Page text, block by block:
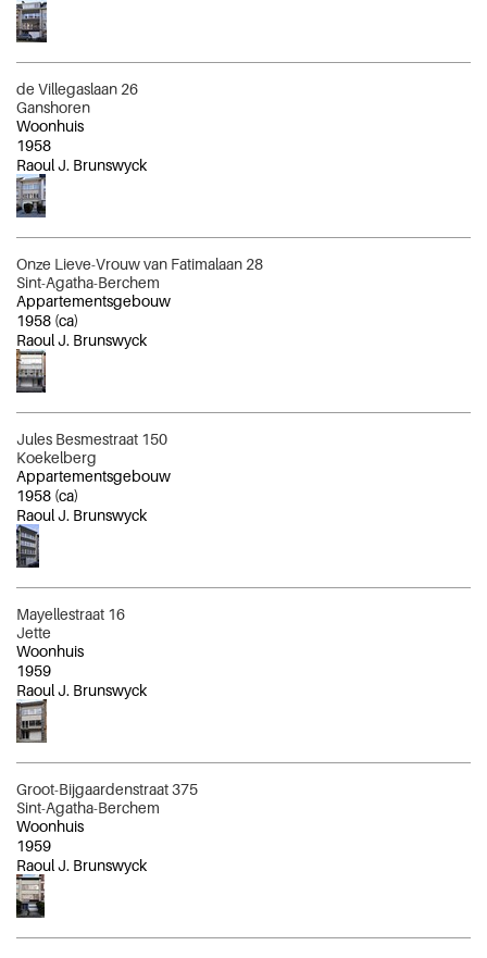
de Villegaslaan 26
Ganshoren
Woonhuis
1958
Raoul J. Brunswyck
Onze Lieve-Vrouw van Fatimalaan 28
Sint-Agatha-Berchem
Appartementsgebouw
1958 (ca)
Raoul J. Brunswyck
Jules Besmestraat 150
Koekelberg
Appartementsgebouw
1958 (ca)
Raoul J. Brunswyck
Mayellestraat 16
Jette
Woonhuis
1959
Raoul J. Brunswyck
Groot-Bijgaardenstraat 375
Sint-Agatha-Berchem
Woonhuis
1959
Raoul J. Brunswyck